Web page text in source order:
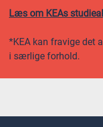
Læs om KEAs
*KEA kan fravige det
i særlige forhold.